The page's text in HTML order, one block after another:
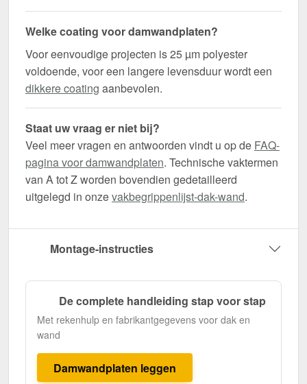
Welke coating voor damwandplaten?
Voor eenvoudige projecten is 25 µm polyester
voldoende, voor een langere levensduur wordt een
dikkere coating aanbevolen.
Staat uw vraag er niet bij?
Veel meer vragen en antwoorden vindt u op de FAQ-
pagina voor damwandplaten. Technische vaktermen
van A tot Z worden bovendien gedetailleerd
uitgelegd in onzevakbegrippenlijst-dak-wand.
Montage-instructies
De complete handleiding stap voor stap
Met rekenhulp en fabrikantgegevens voor dak en
wand
Damwandplaten leggen